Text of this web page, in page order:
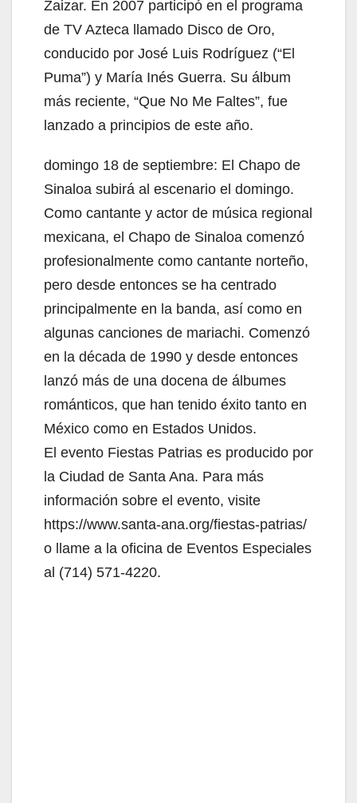
Zaizar. En 2007 participó en el programa
de TV Azteca llamado Disco de Oro,
conducido por José Luis Rodríguez (“El
Puma”) y María Inés Guerra. Su álbum
más reciente, “Que No Me Faltes”, fue
lanzado a principios de este año.
domingo 18 de septiembre: El Chapo de
Sinaloa subirá al escenario el domingo.
Como cantante y actor de música regional
mexicana, el Chapo de Sinaloa comenzó
profesionalmente como cantante norteño,
pero desde entonces se ha centrado
principalmente en la banda, así como en
algunas canciones de mariachi. Comenzó
en la década de 1990 y desde entonces
lanzó más de una docena de álbumes
románticos, que han tenido éxito tanto en
México como en Estados Unidos.
El evento Fiestas Patrias es producido por
la Ciudad de Santa Ana. Para más
información sobre el evento, visite
https://www.santa-ana.org/fiestas-patrias/
o llame a la oficina de Eventos Especiales
al (714) 571-4220.